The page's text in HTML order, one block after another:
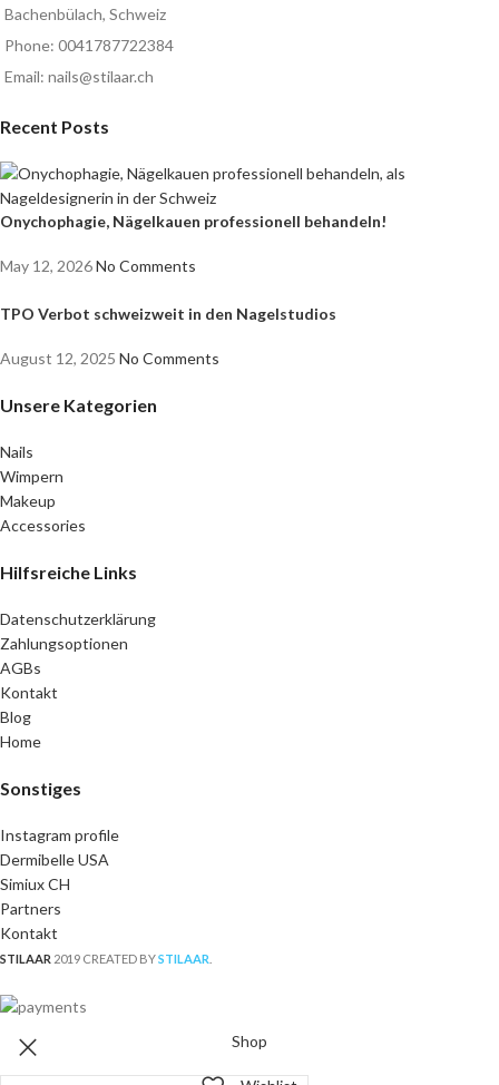
Bachenbülach, Schweiz
Phone: 0041787722384
Email: nails@stilaar.ch
Recent Posts
Onychophagie, Nägelkauen professionell behandeln!
May 12, 2026No Comments
TPO Verbot schweizweit in den Nagelstudios
August 12, 2025 No Comments
Unsere Kategorien
Nails
Wimpern
Makeup
Accessories
Hilfsreiche Links
Datenschutzerklärung
Zahlungsoptionen
AGBs
Kontakt
Blog
Home
Sonstiges
Instagram profile
Dermibelle USA
Simiux CH
Partners
Kontakt
STILAAR 2019 CREATED BYSTILAAR
Shop